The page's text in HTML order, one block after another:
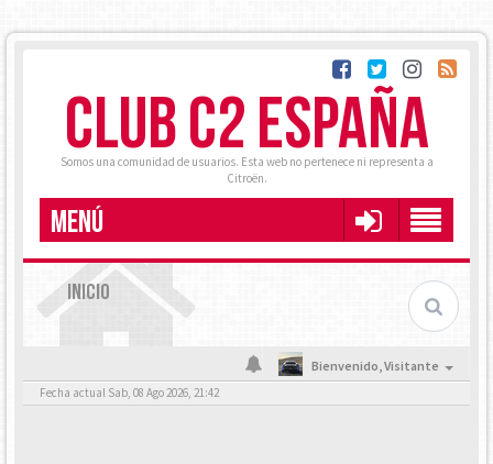
CLUB C2 ESPAÑA
Somos una comunidad de usuarios. Esta web no pertenece ni representa a
Citroën.
MENÚ
INICIO
Bienvenido,Visitante
Fecha actual Sab, 08 Ago 2026, 21:42